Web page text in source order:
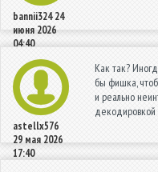
bannii324 24
июня 2026
04:40
astellx576
29 мая 2026
17:40
Как так?
бы фишка,
и реально